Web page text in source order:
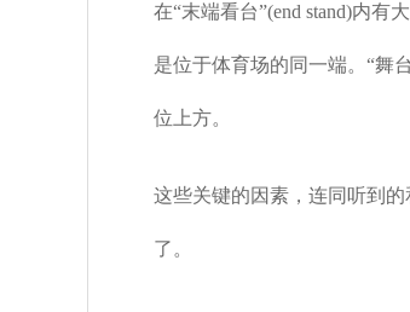
在“末端看台”(end stand)内有
是位于体育场的同一端。 “舞
位上方。
这些关键的因素，连同听到
了。